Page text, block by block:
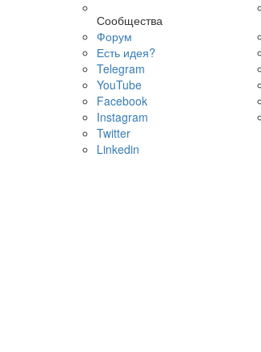
Сообщества
Форум
Есть идея?
Telegram
YouTube
Facebook
Instagram
Twitter
Linkedin